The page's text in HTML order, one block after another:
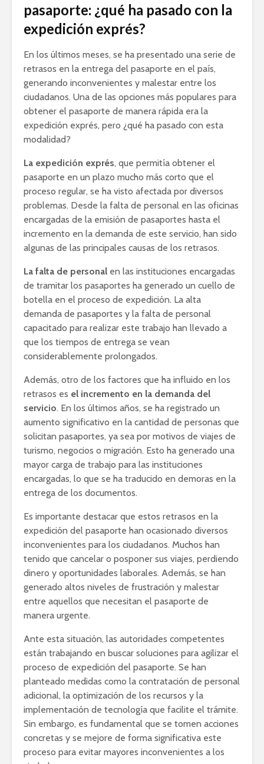
pasaporte: ¿qué ha pasado con la
expedición exprés?
En los últimos meses, se ha presentado una serie de
retrasos en la entrega del pasaporte en el país,
generando inconvenientes y malestar entre los
ciudadanos. Una de las opciones más populares para
obtener el pasaporte de manera rápida era la
expedición exprés, pero ¿qué ha pasado con esta
modalidad?
La expedición exprés, que permitía obtener el
pasaporte en un plazo mucho más corto que el
proceso regular, se ha visto afectada por diversos
problemas. Desde la falta de personal en las oficinas
encargadas de la emisión de pasaportes hasta el
incremento en la demanda de este servicio, han sido
algunas de las principales causas de los retrasos.
La falta de personal en las instituciones encargadas
de tramitar los pasaportes ha generado un cuello de
botella en el proceso de expedición. La alta
demanda de pasaportes y la falta de personal
capacitado para realizar este trabajo han llevado a
que los tiempos de entrega se vean
considerablemente prolongados.
Además, otro de los factores que ha influido en los
retrasos es el incremento en la demanda del
servicio. En los últimos años, se ha registrado un
aumento significativo en la cantidad de personas que
solicitan pasaportes, ya sea por motivos de viajes de
turismo, negocios o migración. Esto ha generado una
mayor carga de trabajo para las instituciones
encargadas, lo que se ha traducido en demoras en la
entrega de los documentos.
Es importante destacar que estos retrasos en la
expedición del pasaporte han ocasionado diversos
inconvenientes para los ciudadanos. Muchos han
tenido que cancelar o posponer sus viajes, perdiendo
dinero y oportunidades laborales. Además, se han
generado altos niveles de frustración y malestar
entre aquellos que necesitan el pasaporte de
manera urgente.
Ante esta situación, las autoridades competentes
están trabajando en buscar soluciones para agilizar el
proceso de expedición del pasaporte. Se han
planteado medidas como la contratación de personal
adicional, la optimización de los recursos y la
implementación de tecnología que facilite el trámite.
Sin embargo, es fundamental que se tomen acciones
concretas y se mejore de forma significativa este
proceso para evitar mayores inconvenientes a los